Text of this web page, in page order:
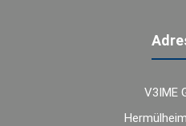
V3IME